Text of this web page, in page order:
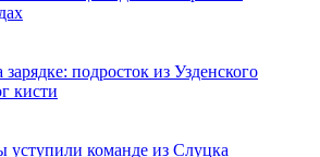
подросток из Узденского
кисти
уступили команде из Слуцка